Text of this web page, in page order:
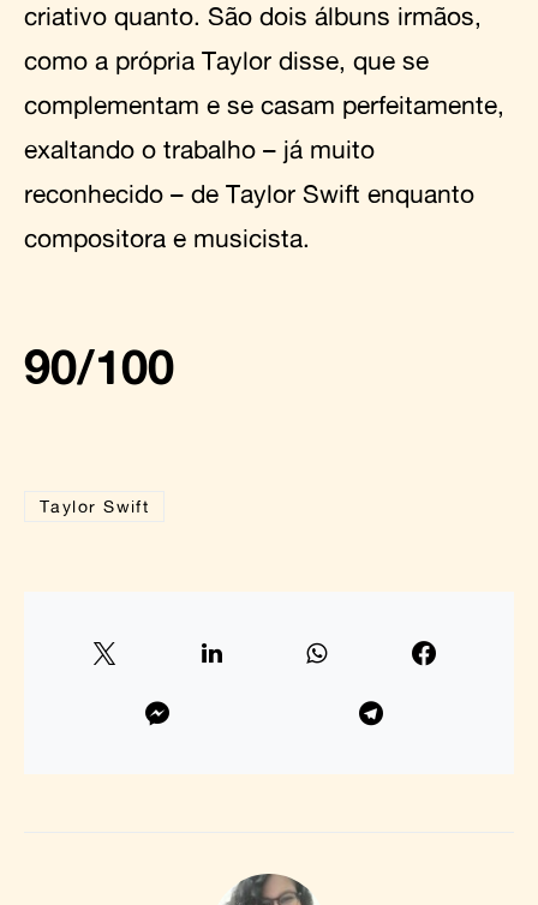
criativo quanto. São dois álbuns irmãos,
como a própria Taylor disse, que se
complementam e se casam perfeitamente,
exaltando o trabalho – já muito
reconhecido – de Taylor Swift enquanto
compositora e musicista.
90/100
Taylor Swift